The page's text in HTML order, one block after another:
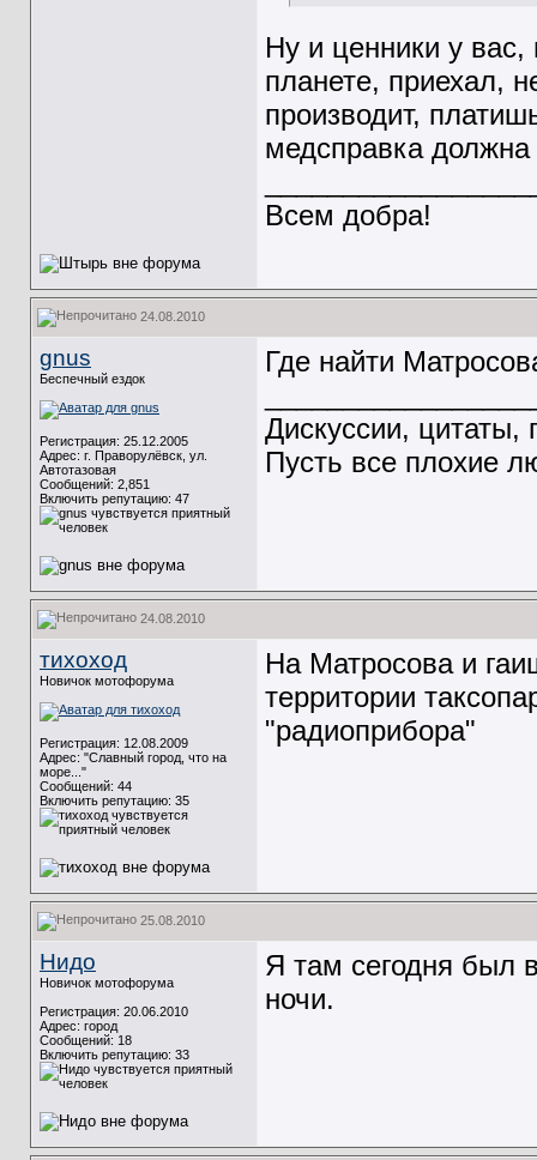
Ну и ценники у
планете, приехал,
производит,
медсправка
Всем добра!
24.08.2010
gnus
Беспечный ездок
Регистрация: 25.12.2005
Адрес: г. Праворулёвск, ул.
Автотазовая
Сообщений: 2,851
Включить репутацию: 47
Где найти
Дискуссии, цитаты,
Пусть все плохие
24.08.2010
тихоход
Новичок мотофорума
Регистрация: 12.08.2009
Адрес: "Славный город, что на
море..."
Сообщений: 44
Включить репутацию: 35
На Матросова и
территории
"радиоприбора"
25.08.2010
Нидо
Новичок мотофорума
Регистрация: 20.06.2010
Адрес: город
Сообщений: 18
Включить репутацию: 33
Я там сегодня был
ночи.